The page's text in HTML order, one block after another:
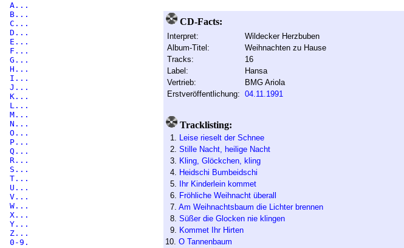
CD-Facts:
Interpret:
Wildecker Herzbuben
Album-Titel:
Weihnachten zu Hause
Tracks:
16
Label:
Hansa
Vertrieb:
BMG Ariola
Erstveröffentlichung: 04.11.1991
Tracklisting:
1. Leise rieselt der Schnee
2. Stille Nacht, heilige Nacht
3. Kling, Glöckchen, kling
4. Heidschi Bumbeidschi
5.
Ihr Kinderlein kommet
6. Fröhliche Weihnacht überall
7. Am Weihnachtsbaum die Lichter brennen
8. Süßer die Glocken nie klingen
9. Kommet Ihr Hirten
10. O Tannenbaum
A...
B...
C...
D...
E...
F...
G...
H...
I...
J...
K...
L...
M...
N...
O...
P...
Q...
R...
S...
T...
U...
V...
W...
X...
Y...
Z...
0-9.